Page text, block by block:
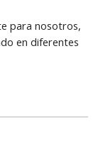
para nosotros,
en diferentes